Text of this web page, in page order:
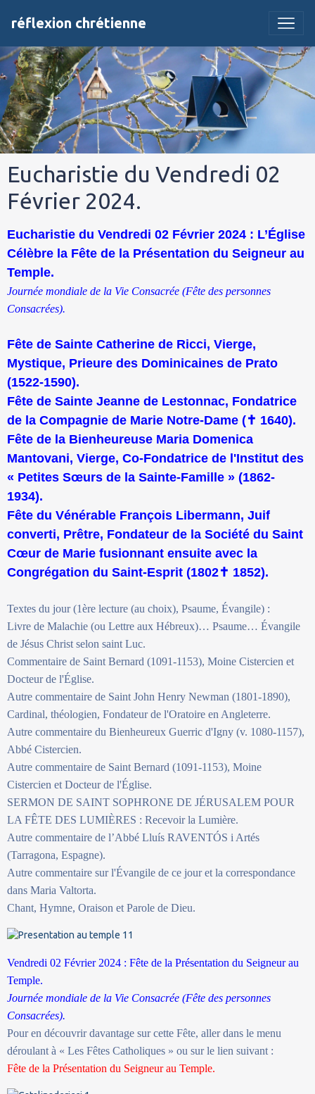
réflexion chrétienne
Eucharistie du Vendredi 02
Février 2024.
Eucharistie du Vendredi 02 Février 2024 : L’Église
Célèbre la Fête de la Présentation du Seigneur au
Temple.
Journée mondiale de la Vie Consacrée (Fête des personnes
Consacrées).
Fête de Sainte Catherine de Ricci, Vierge,
Mystique, Prieure des Dominicaines de Prato
(1522-1590).
Fête de Sainte Jeanne de Lestonnac, Fondatrice
de la Compagnie de Marie Notre-Dame (✝ 1640).
Fête de la Bienheureuse Maria Domenica
Mantovani, Vierge, Co-Fondatrice de l'Institut des
« Petites Sœurs de la Sainte-Famille » (1862-
1934).
Fête du Vénérable François Libermann, Juif
converti, Prêtre, Fondateur de la Société du Saint
Cœur de Marie fusionnant ensuite avec la
Congrégation du Saint-Esprit (1802✝ 1852).
Textes du jour (1ère lecture (au choix), Psaume, Évangile) :
Livre de Malachie (ou Lettre aux Hébreux)… Psaume… Évangile
de Jésus Christ selon saint Luc.
Commentaire de Saint Bernard (1091-1153), Moine Cistercien et
Docteur de l'Église.
Autre commentaire de Saint John Henry Newman (1801-1890),
Cardinal, théologien, Fondateur de l'Oratoire en Angleterre.
Autre commentaire du Bienheureux Guerric d'Igny (v. 1080-1157),
Abbé Cistercien.
Autre commentaire de Saint Bernard (1091-1153), Moine
Cistercien et Docteur de l'Église.
SERMON DE SAINT SOPHRONE DE JÉRUSALEM POUR
LA FÊTE DES LUMIÈRES : Recevoir la Lumière.
Autre commentaire de l’Abbé Lluís RAVENTÓS i Artés
(Tarragona, Espagne).
Autre commentaire sur l'Évangile de ce jour et la correspondance
dans Maria Valtorta.
Chant, Hymne, Oraison et Parole de Dieu.
Vendredi 02 Février 2024 : Fête de la Présentation du Seigneur au
Temple.
Journée mondiale de la Vie Consacrée (Fête des personnes
Consacrées).
Pour en découvrir davantage sur cette Fête, aller dans le menu
déroulant à « Les Fêtes Catholiques » ou sur le lien suivant :
Fête de la Présentation du Seigneur au Temple.